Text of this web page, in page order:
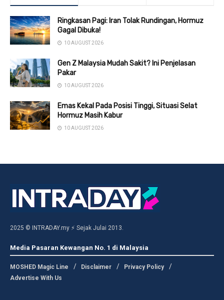
Ringkasan Pagi: Iran Tolak Rundingan, Hormuz
Gagal Dibuka!
10 AUGUST 2026
Gen Z Malaysia Mudah Sakit? Ini Penjelasan
Pakar
10 AUGUST 2026
Emas Kekal Pada Posisi Tinggi, Situasi Selat
Hormuz Masih Kabur
10 AUGUST 2026
2025 © INTRADAY.my ⚡ Sejak Julai 2013.
Media Pasaran Kewangan No. 1 di Malaysia
MOSHED Magic Line Disclaimer
Privacy Policy
Advertise With Us